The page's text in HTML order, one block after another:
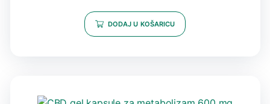
DODAJ U KOŠARICU